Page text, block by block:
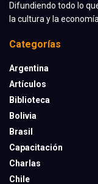
Difundiendo todo lo
la cultura y la
Categorías
Argentina
Artículos
Biblioteca
Bolivia
Brasil
Capacitación
Charlas
Chile